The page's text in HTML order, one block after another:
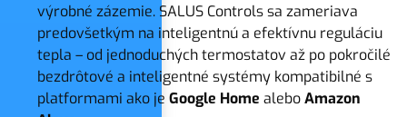
výrobné zázemie. SALUS Controls sa zameriava
predovšetkým na inteligentnú a efektívnu reguláciu
tepla – od jednoduchých termostatov až po pokročilé
bezdrôtové a inteligentné systémy kompatibilné s
platformami ako jeGoogle HomealeboAmazon